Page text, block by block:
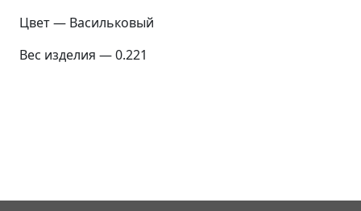
Цвет — Васильковый
Вес изделия — 0.221